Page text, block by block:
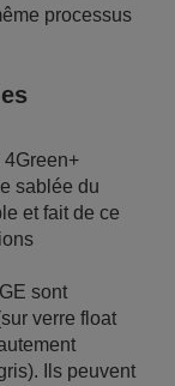
processus
4Green+
sablée du
et fait de ce
sont
verre float
Ils peuvent